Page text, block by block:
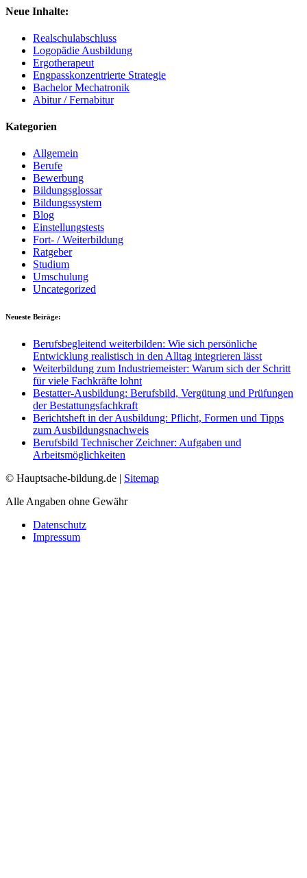
Neue Inhalte:
Realschulabschluss
Logopädie Ausbildung
Ergotherapeut
Engpasskonzentrierte Strategie
Bachelor Mechatronik
Abitur / Fernabitur
Kategorien
Allgemein
Berufe
Bewerbung
Bildungsglossar
Bildungssystem
Blog
Einstellungstests
Fort- / Weiterbildung
Ratgeber
Studium
Umschulung
Uncategorized
Neueste Beiräge:
Berufsbegleitend weiterbilden: Wie sich persönliche
Entwicklung realistisch in den Alltag integrieren lässt
Weiterbildung zum Industriemeister: Warum sich der Schritt
für viele Fachkräfte lohnt
Bestatter-Ausbildung: Berufsbild, Vergütung und Prüfungen
der Bestattungsfachkraft
Berichtsheft in der Ausbildung: Pflicht, Formen und Tipps
zum Ausbildungsnachweis
Berufsbild Technischer Zeichner: Aufgaben und
Arbeitsmöglichkeiten
© Hauptsache-bildung.de | Sitemap
Alle Angaben ohne Gewähr
Datenschutz
Impressum